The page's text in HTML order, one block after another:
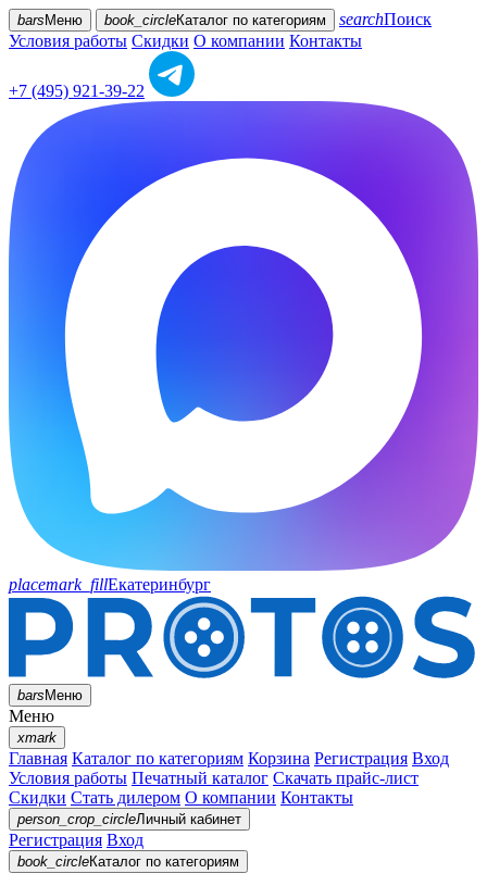
bars Меню book_circleКаталог по категориям searchПоиск
Условия работы Скидки О компании Контакты
+7 (495) 921-39-22
placemark_fillЕкатеринбург
barsМеню
Меню
xmark
Главная Каталог по категориям Корзина Регистрация Вход
Условия работы Печатный каталог Скачать прайс-лист
Скидки Стать дилером О компании Контакты
person_crop_circleЛичный кабинет
Регистрация Вход
book_circleКаталог по категориям